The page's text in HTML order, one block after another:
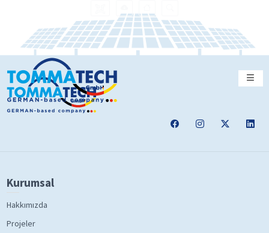
Kurumsal
Hakkımızda
Projeler